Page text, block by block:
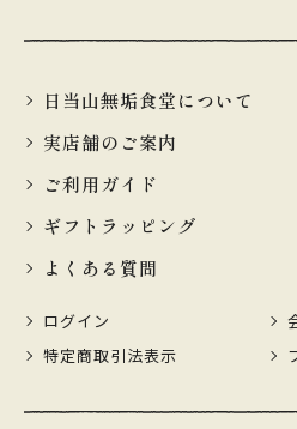
日当山無垢食堂について
実店舗のご案内
ご利用ガイド
ギフトラッピング
よくある質問
ログイン
特定商取引法表示